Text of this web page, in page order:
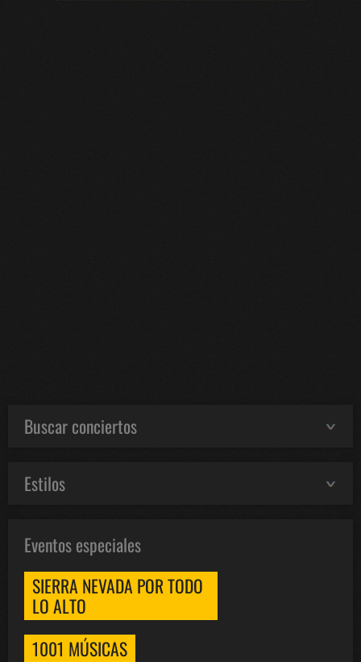
Buscar conciertos
Estilos
Eventos especiales
SIERRA NEVADA POR TODO
LO ALTO
1001 MÚSICAS